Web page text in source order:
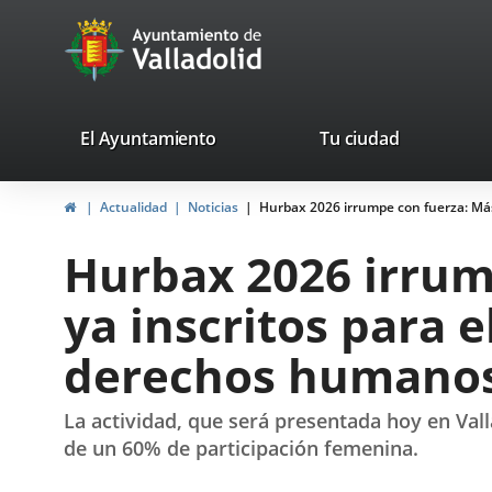
Portal
Web
Ayuntamiento
de
valladolid.es
El Ayuntamiento Tu ciudad
HomeActualidad Noticias Hurbax 2026 irrumpe con fuerza:
Hurbax 2026
ya inscritos para
derechos
La actividad, que será presentada hoy en
de un 60% de participación femenina.